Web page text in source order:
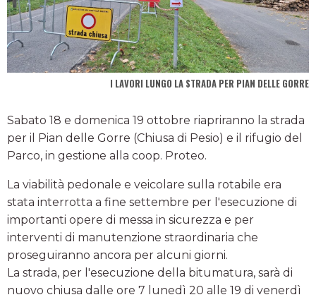
I LAVORI LUNGO LA STRADA PER PIAN DELLE GORRE
Sabato 18 e domenica 19 ottobre riapriranno la strada
per il Pian delle Gorre (Chiusa di Pesio) e il rifugio del
Parco, in gestione alla coop. Proteo.
La viabilità pedonale e veicolare sulla rotabile era
stata interrotta a fine settembre per l'esecuzione di
importanti opere di messa in sicurezza e per
interventi di manutenzione straordinaria che
proseguiranno ancora per alcuni giorni.
La strada, per l'esecuzione della bitumatura, sarà di
nuovo chiusa dalle ore 7 lunedì 20 alle 19 di venerdì